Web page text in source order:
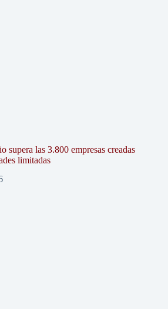
supera las 3.800 empresas creadas
limitadas